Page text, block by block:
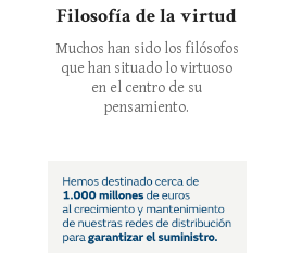
Filosofía de la virtud
Muchos han sido los filósofos
que han situado lo virtuoso
en el centro de su
pensamiento.